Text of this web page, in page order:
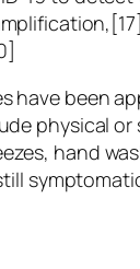
have been
physical
hand